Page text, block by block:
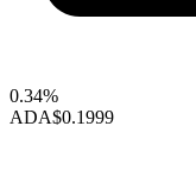
0.34%
ADA$0.1999